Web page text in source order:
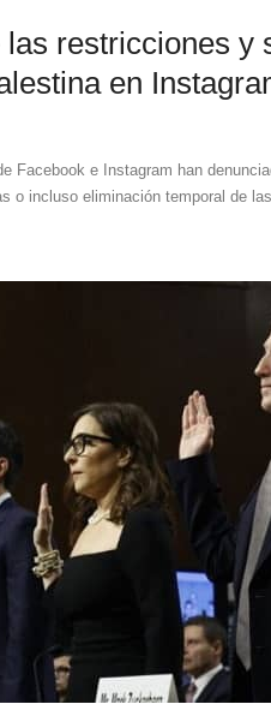
restricciones y
en
Facebook e Instagram han
o incluso eliminación temporal de